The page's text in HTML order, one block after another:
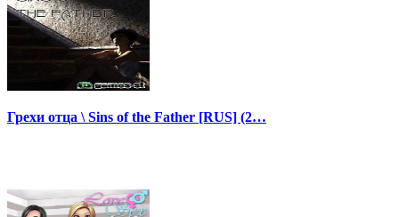
Грехи отца \ Sins of the Father [RUS] (2…